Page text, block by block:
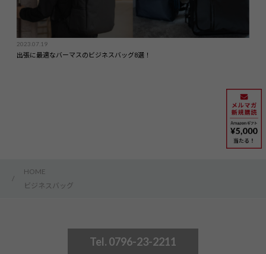
2023.07.19
出張に最適なバーマスのビジネスバッグ8選！
HOME
/
ビジネスバッグ
Tel. 0796-23-2211